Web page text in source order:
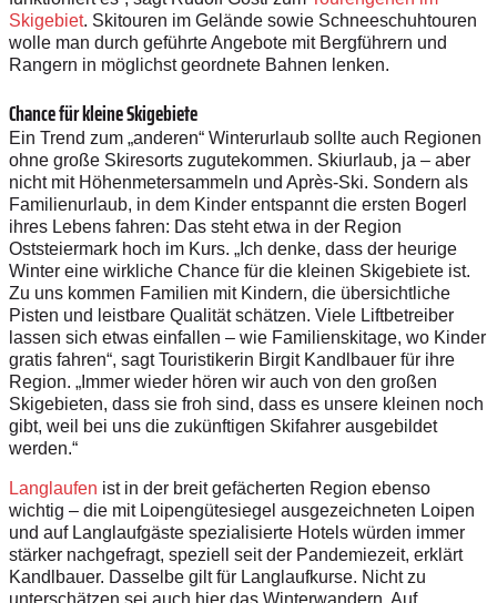
Skigebiet. Skitouren im Gelände sowie Schneeschuhtouren
wolle man durch geführte Angebote mit Bergführern und
Rangern in möglichst geordnete Bahnen lenken.
Chance für kleine Skigebiete
Ein Trend zum „anderen“ Winterurlaub sollte auch Regionen
ohne große Skiresorts zugutekommen. Skiurlaub, ja – aber
nicht mit Höhenmetersammeln und Après-Ski. Sondern als
Familienurlaub, in dem Kinder entspannt die ersten Bogerl
ihres Lebens fahren: Das steht etwa in der Region
Oststeiermark hoch im Kurs. „Ich denke, dass der heurige
Winter eine wirkliche Chance für die kleinen Skigebiete ist.
Zu uns kommen Familien mit Kindern, die übersichtliche
Pisten und leistbare Qualität schätzen. Viele Liftbetreiber
lassen sich etwas einfallen – wie Familienskitage, wo Kinder
gratis fahren“, sagt Touristikerin Birgit Kandlbauer für ihre
Region. „Immer wieder hören wir auch von den großen
Skigebieten, dass sie froh sind, dass es unsere kleinen noch
gibt, weil bei uns die zukünftigen Skifahrer ausgebildet
werden.“
Langlaufen ist in der breit gefächerten Region ebenso
wichtig – die mit Loipengütesiegel ausgezeichneten Loipen
und auf Langlaufgäste spezialisierte Hotels würden immer
stärker nachgefragt, speziell seit der Pandemiezeit, erklärt
Kandlbauer. Dasselbe gilt für Langlaufkurse. Nicht zu